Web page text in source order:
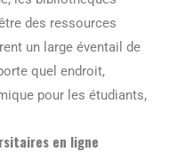
des ressources
un large éventail de
quel endroit,
pour les étudiants,
en ligne